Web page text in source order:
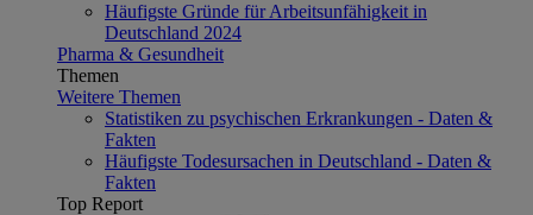
Häufigste Gründe für Arbeitsunfähigkeit in
Deutschland 2024
Pharma & Gesundheit
Themen
Weitere Themen
Statistiken zu psychischen Erkrankungen - Daten &
Fakten
Häufigste Todesursachen in Deutschland - Daten &
Fakten
Top Report